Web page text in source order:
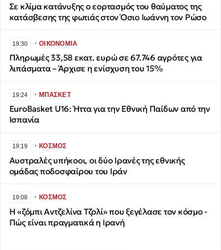
Σε κλίμα κατάνυξης ο εορτασμός του θαύματος της
κατάσβεσης της φωτιάς στον Όσιο Ιωάννη τον Ρώσο
19:30 ∙ΟΙΚΟΝΟΜΙΑ
Πληρωμές 33,58 εκατ. ευρώ σε 67.746 αγρότες για
λιπάσματα – Άρχισε η ενίσχυση του 15%
19:24 ∙ΜΠΑΣΚΕΤ
EuroBasket U16: Ήττα για την Εθνική Παίδων από την
Ισπανία
19:19 ∙ΚΟΣΜΟΣ
Αυστραλές υπήκοοι, οι δύο Ιρανές της εθνικής
ομάδας ποδοσφαίρου του Ιράν
19:08 ∙ΚΟΣΜΟΣ
H «ζόμπι Αντζελίνα Τζολί» που ξεγέλασε τον κόσμο -
Πώς είναι πραγματικά η Ιρανή